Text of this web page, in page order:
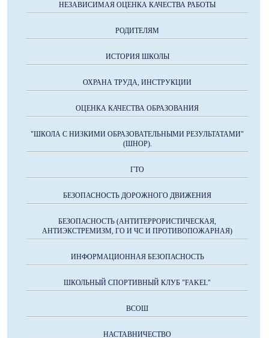
НЕЗАВИСИМАЯ ОЦЕНКА КАЧЕСТВА РАБОТЫ
РОДИТЕЛЯМ
ИСТОРИЯ ШКОЛЫ
ОХРАНА ТРУДА, ИНСТРУКЦИИ
ОЦЕНКА КАЧЕСТВА ОБРАЗОВАНИЯ
"ШКОЛА С НИЗКИМИ ОБРАЗОВАТЕЛЬНЫМИ РЕЗУЛЬТАТАМИ"
(ШНОР).
ГТО
БЕЗОПАСНОСТЬ ДОРОЖНОГО ДВИЖЕНИЯ
БЕЗОПАСНОСТЬ (АНТИТЕРРОРИСТИЧЕСКАЯ,
АНТИЭКСТРЕМИЗМ, ГО И ЧС И ПРОТИВОПОЖАРНАЯ)
ИНФОРМАЦИОННАЯ БЕЗОПАСНОСТЬ
ШКОЛЬНЫЙ СПОРТИВНЫЙ КЛУБ "FAKEL"
ВСОШ
НАСТАВНИЧЕСТВО